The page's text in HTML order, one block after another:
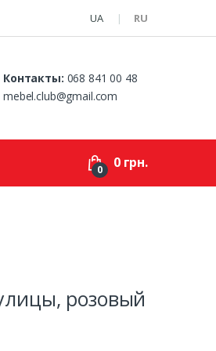
UA RU
Контакты: 068 841 00 48
mebel.club@gmail.com
0 0 грн.
розовый